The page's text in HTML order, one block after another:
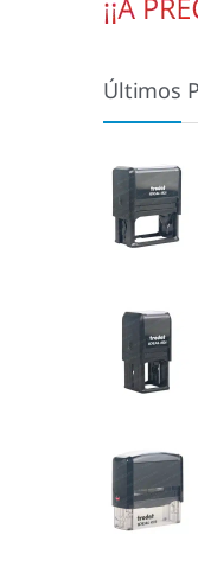
Últimos